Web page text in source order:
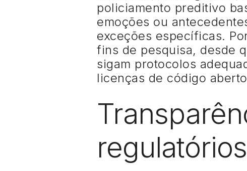
policiamento preditivo
emoções ou
exceções específicas.
fins de pesquisa, desde
sigam protocolos
licenças de código
regulatórios